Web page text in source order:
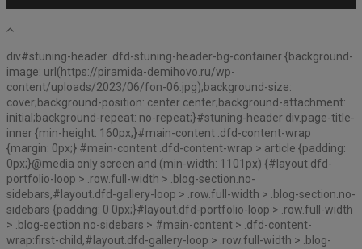
div#stuning-header .dfd-stuning-header-bg-container {background-
image: url(https://piramida-demihovo.ru/wp-
content/uploads/2023/06/fon-06.jpg);background-size:
cover;background-position: center center;background-attachment:
initial;background-repeat: no-repeat;}#stuning-header div.page-title-
inner {min-height: 160px;}#main-content .dfd-content-wrap
{margin: 0px;} #main-content .dfd-content-wrap > article {padding:
0px;}@media only screen and (min-width: 1101px) {#layout.dfd-
portfolio-loop > .row.full-width > .blog-section.no-
sidebars,#layout.dfd-gallery-loop > .row.full-width > .blog-section.no-
sidebars {padding: 0 0px;}#layout.dfd-portfolio-loop > .row.full-width
> .blog-section.no-sidebars > #main-content > .dfd-content-
wrap:first-child,#layout.dfd-gallery-loop > .row.full-width > .blog-